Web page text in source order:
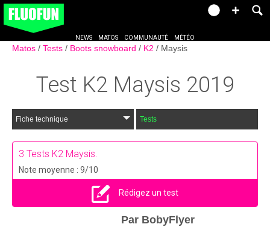
NEWS MATOS COMMUNAUTÉ MÉTÉO
Matos Tests Boots snowboard K2 Maysis
Test K2 Maysis 2019
Fiche technique Tests
3 Tests K2 Maysis.
Note moyenne : 9/10
Rédigez un test
Par BobyFlyer